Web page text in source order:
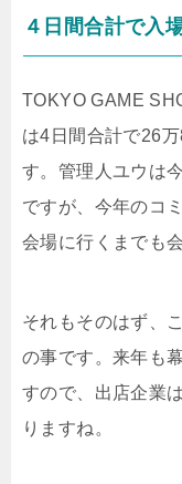
４日間合計で入
TOKYO GAME
は4日間合計で26
す。管理人ユウは
ですが、今年のコ
会場に行くまでも
それもそのはず、
の事です。来年も
すので、出店企業
りますね。